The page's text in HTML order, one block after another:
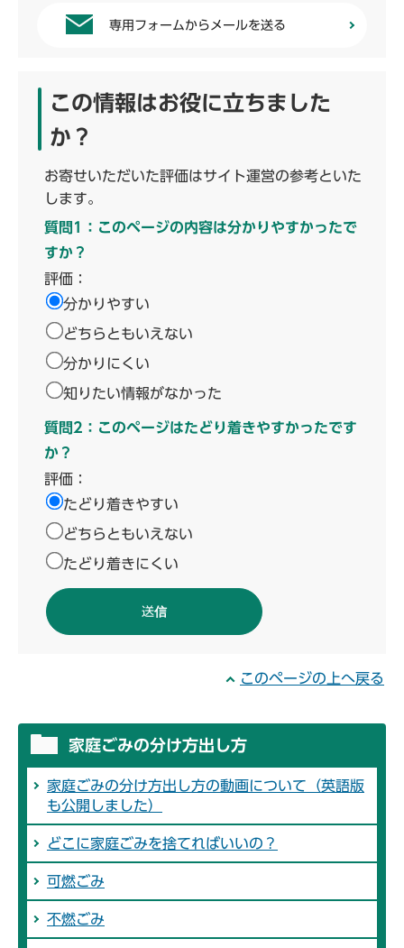
専用フォームからメールを送る
この情報はお役に立ちました
か？
お寄せいただいた評価はサイト運営の参考といた
します。
質問1：このページの内容は分かりやすかったで
すか？
評価：
分かりやすい
どちらともいえない
分かりにくい
知りたい情報がなかった
質問2：このページはたどり着きやすかったです
か？
評価：
たどり着きやすい
どちらともいえない
たどり着きにくい
このページの上へ戻る
家庭ごみの分け方出し方
家庭ごみの分け方出し方の動画について（英語版
も公開しました）
どこに家庭ごみを捨てればいいの？
可燃ごみ
不燃ごみ